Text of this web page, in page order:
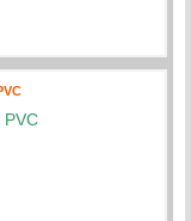
PVC